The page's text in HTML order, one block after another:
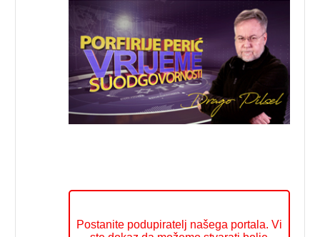
Postanite podupiratelj našega portala. Vi